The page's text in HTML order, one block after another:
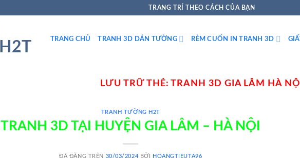
TRANG TRÍ THEO CÁCH CỦA BẠN
TRANG CHỦ TRANH 3D DÁN TƯỜNG RÈM CUỐN IN TRANH 3D
LƯU TRỮ THẺ:TRANH 3D GIA LÂM HÀ NỘI
TRANH TƯỜNG H2T
TRANH 3D TẠI HUYỆN GIA LÂM – HÀ NỘI
ĐÃ ĐĂNG TRÊN 30/03/2024 BỞI HOANGTIEUTA96